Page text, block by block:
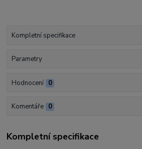
Kompletní specifikace
Parametry
Hodnocení 0
Komentáře 0
Kompletní specifikace